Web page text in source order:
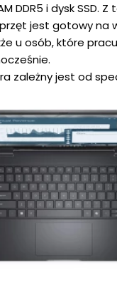
DDR5 i dysk SSD.
jest gotowy na
u osób, które
zależny jest od